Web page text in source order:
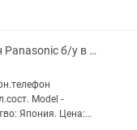
Продаю телефон Panasonic б/у в отл.сост.
Model -
Япония. Цена: